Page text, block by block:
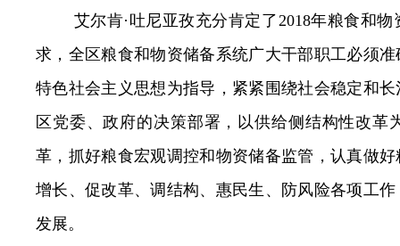
艾尔肯·吐尼亚孜充分肯定了 2018年粮食和物
求， 全区粮食和物资储备系统广大干部职工必须
特色社会主义思想为指导，紧紧围绕社会稳定和
区党委、政府的决策部署，以供给侧结构性改革
革，抓好粮食宏观调控和物资储备监管，认真做
增长、促改革、调结构、惠民生、防风险各项工
发展。